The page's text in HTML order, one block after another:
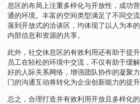
息区的布局上注重多样化与开放性，成功
通的环境。丰富的空间类型满足了不同交
落到开放式的洽谈区，均体现了以人为本
内部信息和资源的共享。
此外，社交休息区的有效利用还有助于提
员工在轻松的环境中交流，不仅有助于缓
好的人际关系网络，增强团队协作的凝聚
门的沟通互动将转化为企业创新能力的提
总之，合理打造并有效利用开放且多样化